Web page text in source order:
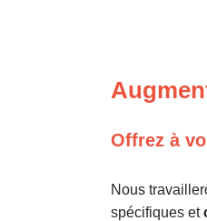
Offrez à
Nous
spécifiques et